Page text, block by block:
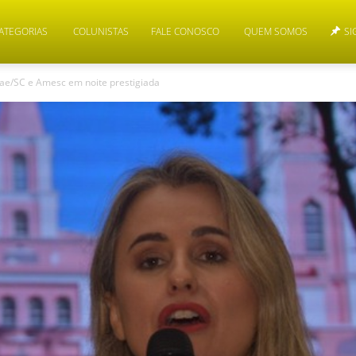
COLUNISTAS FALE CONOSCO QUEM SOMOS
SC e Amesc em noite prestigiada